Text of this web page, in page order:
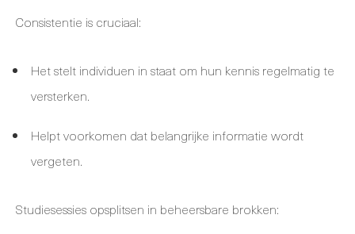
Consistentie is cruciaal:
Het stelt individuen in staat om hun kennis regelmatig te
versterken.
Helpt voorkomen dat belangrijke informatie wordt
vergeten.
Studiesessies opsplitsen in beheersbare brokken: